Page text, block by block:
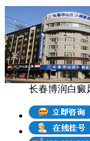
长春博润白癜